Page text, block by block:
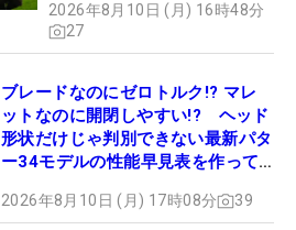
2026年8月10日 (月) 16時48分
27
ブレードなのにゼロトルク!? マレ
ットなのに開閉しやすい!? ヘッド
形状だけじゃ判別できない最新パタ
ー34モデルの性能早見表を作って
2026年8月10日 (月) 17時08分 39